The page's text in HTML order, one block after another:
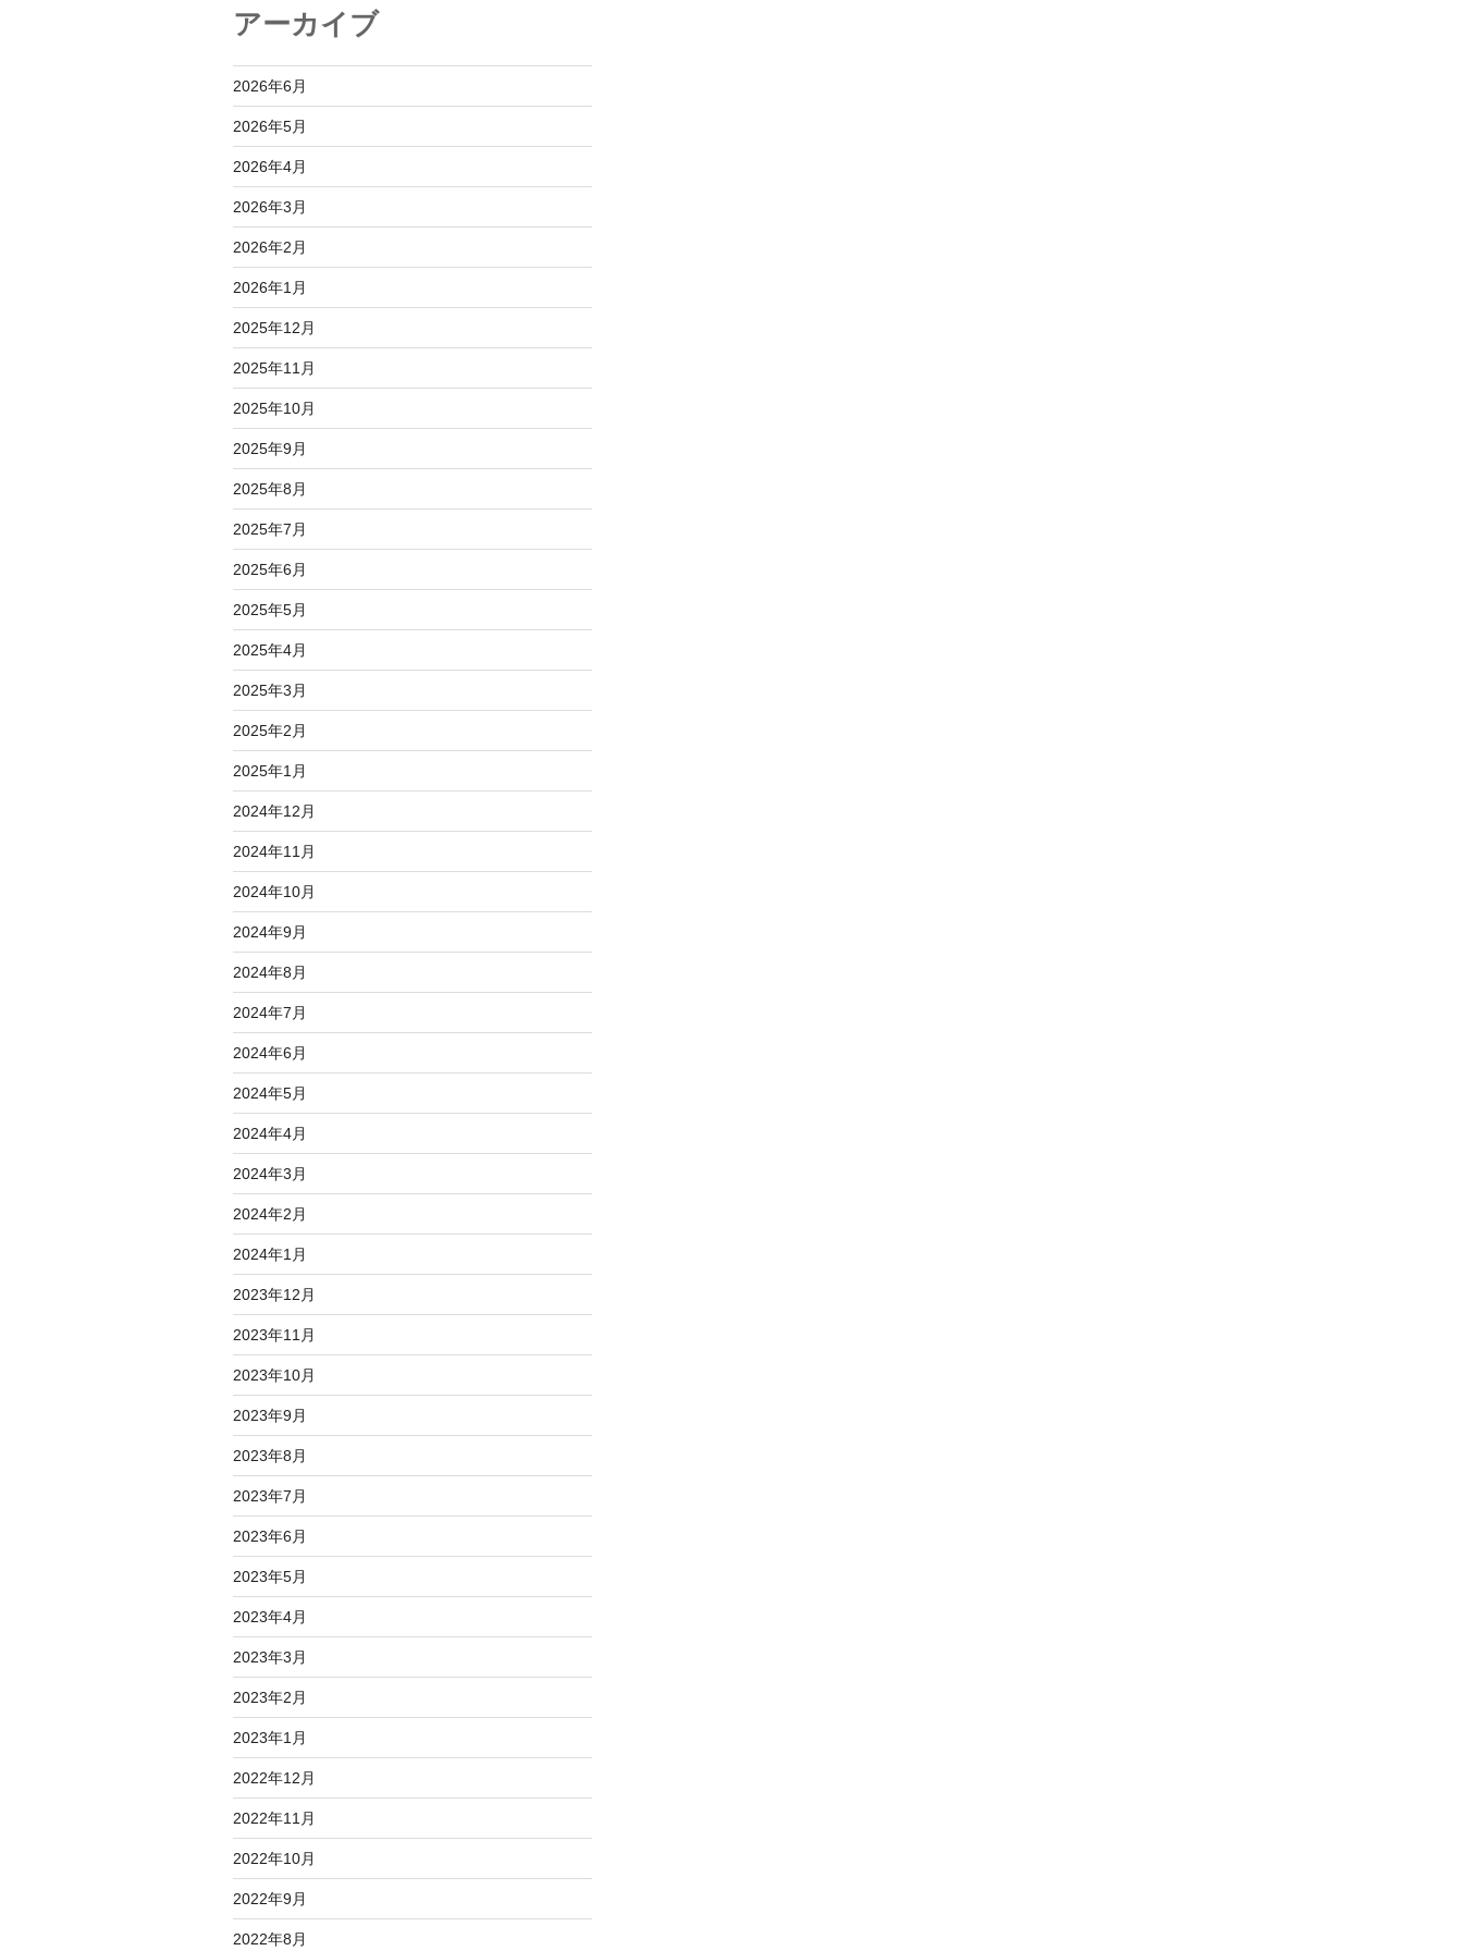
シ
ョ
ン
アーカイブ
2026年6月
2026年5月
2026年4月
2026年3月
2026年2月
2026年1月
2025年12月
2025年11月
2025年10月
2025年9月
2025年8月
2025年7月
2025年6月
2025年5月
2025年4月
2025年3月
2025年2月
2025年1月
2024年12月
2024年11月
2024年10月
2024年9月
2024年8月
2024年7月
2024年6月
2024年5月
2024年4月
2024年3月
2024年2月
2024年1月
2023年12月
2023年11月
2023年10月
2023年9月
2023年8月
2023年7月
2023年6月
2023年5月
2023年4月
2023年3月
2023年2月
2023年1月
2022年12月
2022年11月
2022年10月
2022年9月
2022年8月